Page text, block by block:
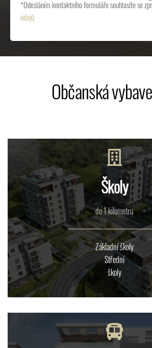
*Odesláním kontaktního formuláře souhlasíte se
údajů
Občanská
Školy
do 1 kilometru
Základní školy
Střední
školy